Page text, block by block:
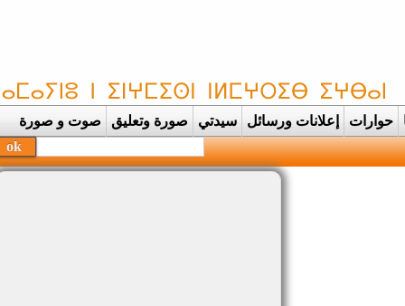
حوارات إعلانات ورسائل سيدتي صورة وتعليق صوت و صورة